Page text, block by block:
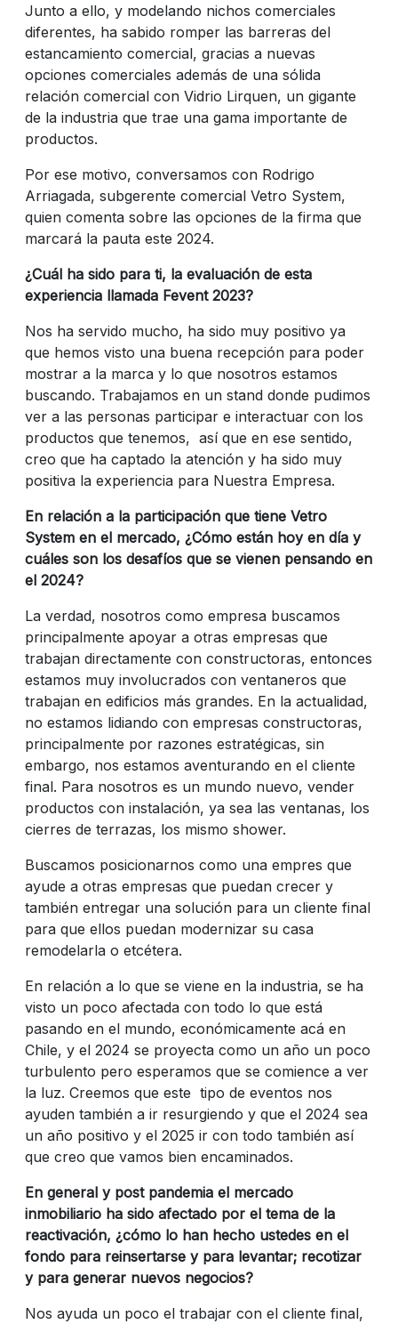
Junto a ello, y modelando nichos comerciales
diferentes, ha sabido romper las barreras del
estancamiento comercial, gracias a nuevas
opciones comerciales además de una sólida
relación comercial con Vidrio Lirquen, un gigante
de la industria que trae una gama importante de
productos.
Por ese motivo, conversamos con Rodrigo
Arriagada, subgerente comercial Vetro System,
quien comenta sobre las opciones de la firma que
marcará la pauta este 2024.
¿Cuál ha sido para ti, la evaluación de esta
experiencia llamada Fevent 2023?
Nos ha servido mucho, ha sido muy positivo ya
que hemos visto una buena recepción para poder
mostrar a la marca y lo que nosotros estamos
buscando. Trabajamos en un stand donde pudimos
ver a las personas participar e interactuar con los
productos que tenemos, así que en ese sentido,
creo que ha captado la atención y ha sido muy
positiva la experiencia para Nuestra Empresa.
En relación a la participación que tiene Vetro
System en el mercado, ¿Cómo están hoy en día y
cuáles son los desafíos que se vienen pensando en
el 2024?
La verdad, nosotros como empresa buscamos
principalmente apoyar a otras empresas que
trabajan directamente con constructoras, entonces
estamos muy involucrados con ventaneros que
trabajan en edificios más grandes. En la actualidad,
no estamos lidiando con empresas constructoras,
principalmente por razones estratégicas, sin
embargo, nos estamos aventurando en el cliente
final. Para nosotros es un mundo nuevo, vender
productos con instalación, ya sea las ventanas, los
cierres de terrazas, los mismo shower.
Buscamos posicionarnos como una empres que
ayude a otras empresas que puedan crecer y
también entregar una solución para un cliente final
para que ellos puedan modernizar su casa
remodelarla o etcétera.
En relación a lo que se viene en la industria, se ha
visto un poco afectada con todo lo que está
pasando en el mundo, económicamente acá en
Chile, y el 2024 se proyecta como un año un poco
turbulento pero esperamos que se comience a ver
la luz. Creemos que este tipo de eventos nos
ayuden también a ir resurgiendo y que el 2024 sea
un año positivo y el 2025 ir con todo también así
que creo que vamos bien encaminados.
En general y post pandemia el mercado
inmobiliario ha sido afectado por el tema de la
reactivación, ¿cómo lo han hecho ustedes en el
fondo para reinsertarse y para levantar; recotizar
y para generar nuevos negocios?
Nos ayuda un poco el trabajar con el cliente final,